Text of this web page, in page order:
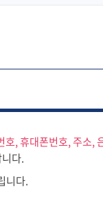
, 휴대폰번호, 주소,
다.
니다.